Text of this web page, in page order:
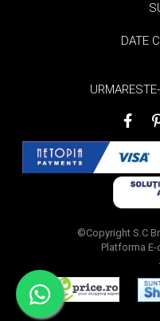
DATE
©Copyright S.C
Platforma